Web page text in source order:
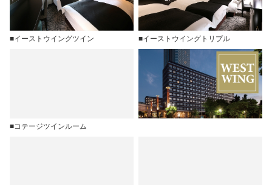
■イーストウイングツイン ■イーストウイングトリプル
■コテージツインルーム